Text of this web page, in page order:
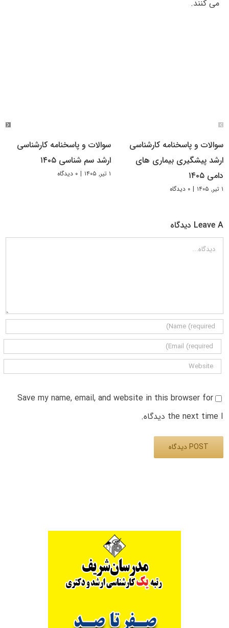
می کنند.
سوالات و پاسخنامه کارشناسی
ارشد پیشگیری بیماری های
دامی ۱۴۰۵
۱ تیر, ۱۴۰۵ | ۰ دیدگاه
سوالات و پاسخنامه کارشناسی
ارشد سم شناسی ۱۴۰۵
۱ تیر, ۱۴۰۵ | ۰ دیدگاه
Leave A دیدگاه
دیدگاه
Save my name, email, and website in this browser for
the next time I دیدگاه.